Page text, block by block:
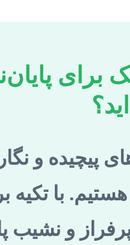
برای
پیچیده و
با تکیه
و نشیب